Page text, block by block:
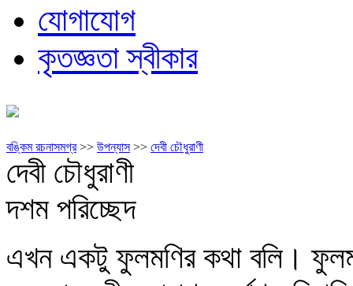
যোগাযোগ
কৃতজ্ঞতা স্বীকার
বঙ্কিম রচনাসমগ্র >> উপন্যাস >> দেবী চৌধুরাণী
দেবী চৌধুরাণী
দশম পরিচ্ছেদ
এখন একটু ফুলমণির কথা বলি। ফুলমণি